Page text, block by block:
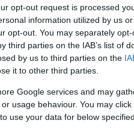
opt-out request is processed
information utilized by us
opt-out. You may separately
third parties on the IAB’s list of
by us to third parties on the
it to other third parties.
Google services and may
usage behaviour. You may
use your data for below
τον τόμο όταν
Hansons σε αγοραστή